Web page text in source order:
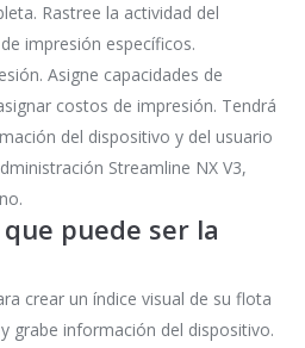
Rastree la actividad del
impresión específicos.
Asigne capacidades de
costos de impresión. Tendrá
del dispositivo y del usuario
Streamline NX V3,
puede ser la
crear un índice visual de su flota
grabe información del dispositivo.